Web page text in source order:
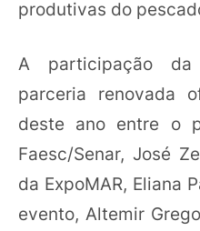
produtivas do
A participação
parceria renovada
deste ano entre o
Faesc/Senar, José
da ExpoMAR, Eliana
evento, Altemir